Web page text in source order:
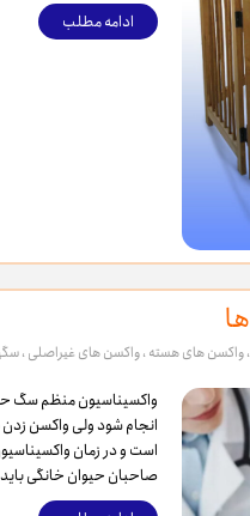
ادامه مطلب
،واکسن های هسته،واکسن های غیراصلی،
واکسیناسیون منظم سگ
انجام شود ولی واکسن
است و در زمان
صاحبان حیوان خانگی